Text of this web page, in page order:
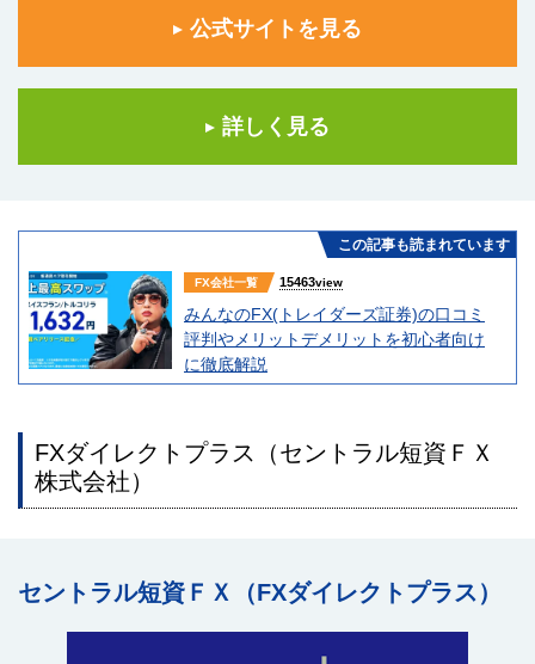
公式サイトを見る
詳しく見る
この記事も読まれています
FX会社一覧 15463view
みんなのFX(トレイダーズ証券)の口コミ
評判やメリットデメリットを初心者向け
に徹底解説
FXダイレクトプラス（セントラル短資ＦＸ
株式会社）
セントラル短資ＦＸ（FXダイレクトプラス）